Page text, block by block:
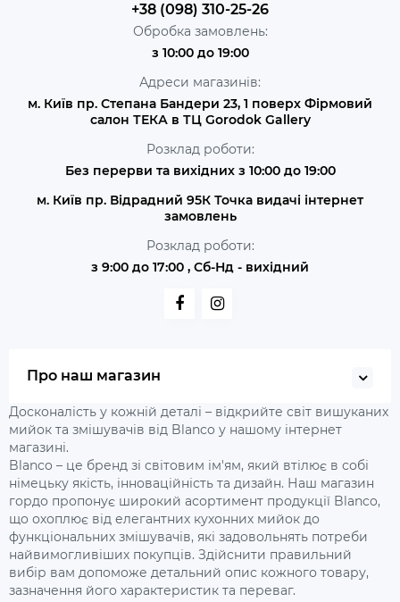
+38 (098) 310-25-26
Обробка замовлень:
з 10:00 до 19:00
Адреси магазинів:
м. Київ пр. Степана Бандери 23, 1 поверх Фірмовий
салон ТЕКА в ТЦ Gorodok Gallery
Розклад роботи:
Без перерви та вихідних з 10:00 до 19:00
м. Київ пр. Відрадний 95К Точка видачі інтернет
замовлень
Розклад роботи:
з 9:00 до 17:00 , Сб-Нд - вихідний
Про наш магазин
Досконалість у кожній деталі – відкрийте світ вишуканих
мийок та змішувачів від Blanco у нашому інтернет
магазині.
Blanco – це бренд зі світовим ім'ям, який втілює в собі
німецьку якість, інноваційність та дизайн. Наш магазин
гордо пропонує широкий асортимент продукції Blanco,
що охоплює від елегантних кухонних мийок до
функціональних змішувачів, які задовольнять потреби
найвимогливіших покупців. Здійснити правильний
вибір вам допоможе детальний опис кожного товару,
зазначення його характеристик та переваг.